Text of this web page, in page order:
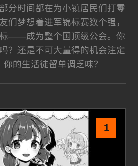
分时间都在为小镇居民们打零
们梦想着进军锦标赛数个强，
——成为整个国顶级公会。你
？还是不可大量得的机会注定
的生活徒留单调乏味？
1